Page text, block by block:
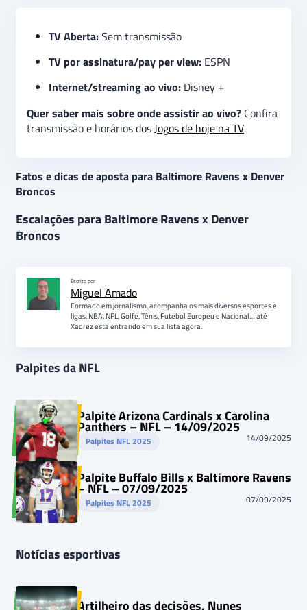
TV Aberta:Sem transmissão
TV por assinatura/pay per view: ESPN
Internet/streaming ao vivo: Disney +
Quer saber mais sobre onde assistir ao vivo? Confira
transmissão e horários dosJogos de hoje na TV.
Fatos e dicas de aposta para Baltimore Ravens x Denver
Broncos
Escalações para Baltimore Ravens x Denver
Broncos
Escrito por
Miguel Amado
Formado em jornalismo, acompanha os mais diversos esportes e
ligas. NBA, NFL, Golfe, Tênis, Futebol Europeu e Nacional… até
Xadrez está entrando em sua lista agora.
Palpites da NFL
Palpite Arizona Cardinals x Carolina
Panthers – NFL – 14/09/2025
Palpites NFL 2025 14/09/2025
Palpite Buffalo Bills x Baltimore Ravens
– NFL – 07/09/2025
Palpites NFL 2025 07/09/2025
Notícias esportivas
Artilheiro das decisões, Nunes